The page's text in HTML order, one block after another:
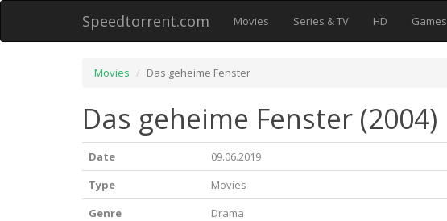
Speedtorrent.com Movies Series & TV HD Games
Movies Das geheime Fenster
Das geheime Fenster (2004)
Date
09.06.2019
Type
Movies
Genre
Drama